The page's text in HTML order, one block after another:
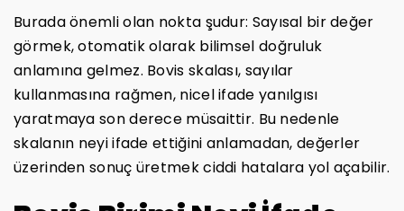
Burada önemli olan nokta şudur: Sayısal bir değer
görmek, otomatik olarak bilimsel doğruluk
anlamına gelmez. Bovis skalası, sayılar
kullanmasına rağmen, nicel ifade yanılgısı
yaratmaya son derece müsaittir. Bu nedenle
skalanın neyi ifade ettiğini anlamadan, değerler
üzerinden sonuç üretmek ciddi hatalara yol açabilir.